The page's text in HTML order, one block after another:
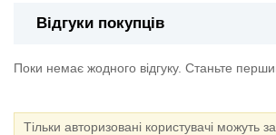
Відгуки покупців
Поки немає жодного відгуку. Станьте
Тільки авторизовані користувачі можуть